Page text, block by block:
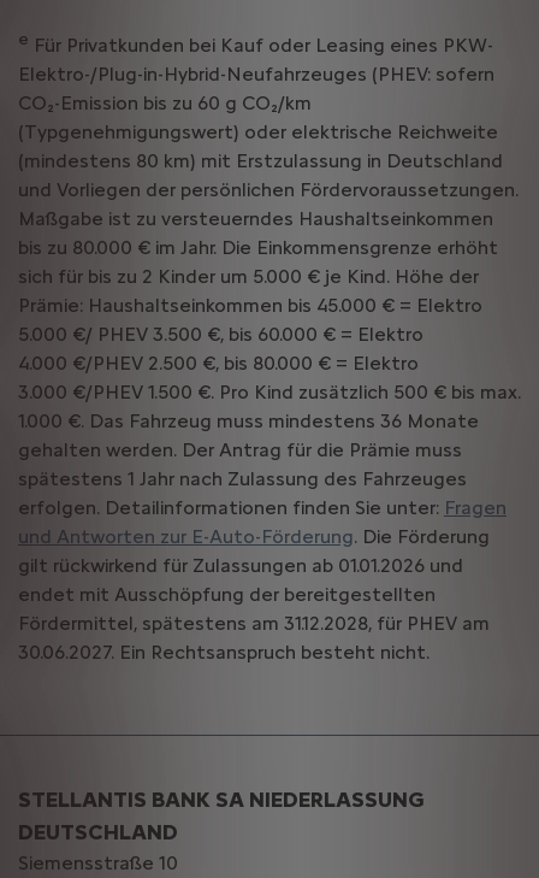
e Für Privatkunden bei Kauf oder Leasing eines PKW-
Elektro-/Plug-in-Hybrid-Neufahrzeuges (PHEV: sofern
CO₂-Emission bis zu 60 g CO₂/km
(Typgenehmigungswert) oder elektrische Reichweite
(mindestens 80 km) mit Erstzulassung in Deutschland
und Vorliegen der persönlichen Fördervoraussetzungen.
Maßgabe ist zu versteuerndes Haushaltseinkommen
bis zu 80.000 € im Jahr. Die Einkommensgrenze erhöht
sich für bis zu 2 Kinder um 5.000 € je Kind. Höhe der
Prämie: Haushaltseinkommen bis 45.000 € = Elektro
5.000 €/ PHEV 3.500 €, bis 60.000 € = Elektro
4.000 €/PHEV 2.500 €, bis 80.000 € = Elektro
3.000 €/PHEV 1.500 €. Pro Kind zusätzlich 500 € bis max.
1.000 €. Das Fahrzeug muss mindestens 36 Monate
gehalten werden. Der Antrag für die Prämie muss
spätestens 1 Jahr nach Zulassung des Fahrzeuges
erfolgen. Detailinformationen finden Sie unter: Fragen
und Antworten zur E-Auto-Förderung. Die Förderung
gilt rückwirkend für Zulassungen ab 01.01.2026 und
endet mit Ausschöpfung der bereitgestellten
Fördermittel, spätestens am 31.12.2028, für PHEV am
30.06.2027. Ein Rechtsanspruch besteht nicht.
STELLANTIS BANK SA NIEDERLASSUNG
DEUTSCHLAND
Siemensstraße 10